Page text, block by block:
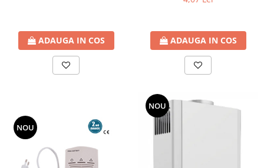
ADAUGA IN COS ADAUGA IN COS
NOU
NOU